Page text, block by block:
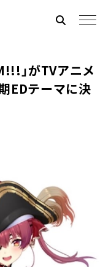
」がTVアニメ
EDテーマに決